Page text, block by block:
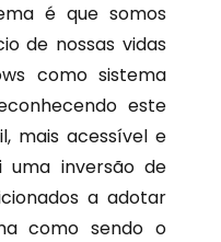
é que somos
de nossas vidas
como sistema
este
mais acessível e
uma inversão de
a adotar
como sendo o